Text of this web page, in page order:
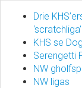
Drie
KHS se
Serengetti
NW
NW ligas